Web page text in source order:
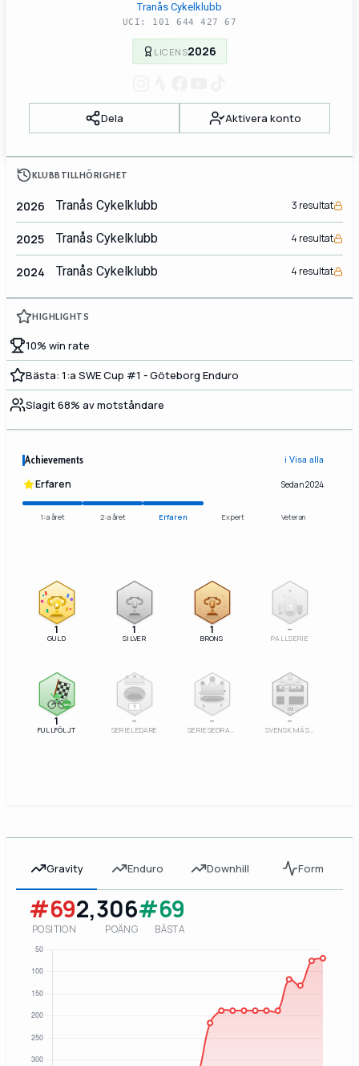
Gravity Enduro Downhill Form
#69
POSITION
2,306
POÄNG
#69
BÄSTA
Tranås Cykelklubb
UCI: 101 644 427 67
LICENS2026
Dela Aktivera konto
KLUBBTILLHÖRIGHET
2026 Tranås Cykelklubb 3 resultat
2025 Tranås Cykelklubb 4 resultat
2024 Tranås Cykelklubb 4 resultat
HIGHLIGHTS
10% win rate
Bästa: 1:a SWE Cup #1 - Göteborg Enduro
Slagit 68% av motståndare
Achievements ℹ️ Visa alla
Erfaren Sedan 2024
1:a året 2:a året Erfaren Expert Veteran
1
GULD
2
1
SILVER
3
1
BRONS
–
PALLSERIE
100%
1
FULLFÖLJT
1
–
SERIELEDARE
–
SERIESEGRARE
SM
–
SVENSK MÄSTARE